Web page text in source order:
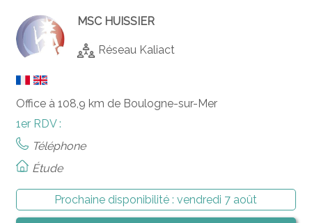
MSC HUISSIER
Réseau Kaliact
Office à 108,9 km de Boulogne-sur-Mer
1er RDV :
Téléphone
Étude
Prochaine disponibilité :vendredi 7 août